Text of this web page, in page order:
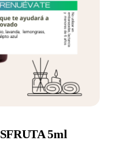
5ml